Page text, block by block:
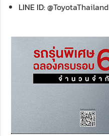
LINE ID:@ToyotaThailand